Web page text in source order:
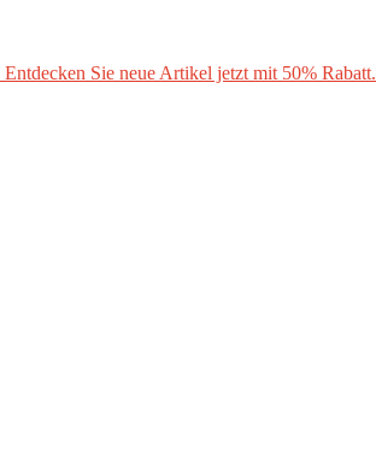
Entdecken Sie neue Artikel jetzt mit 50%